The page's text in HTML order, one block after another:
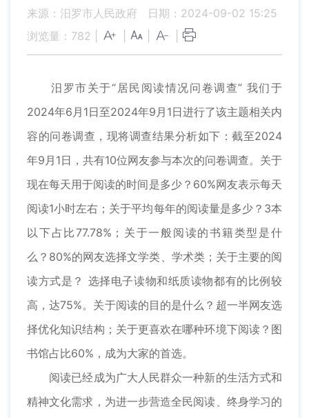
来源：汨罗市人民政府
日期：2024-09-02 15:25
浏览量： 782
汨罗市关于“居民阅读情况问卷调查” 我们于
2024年6月1日至2024年9月1日进行了该主题相关内
容的问卷调查，现将调查结果分析如下：截至2024
年9月1日，共有10位网友参与本次的问卷调查。关于
现在每天用于阅读的时间是多少？60%网友表示每天
阅读1小时左右；关于平均每年的阅读量是多少？3本
以下占比77.78%；关于一般阅读的书籍类型是什
么？80%的网友选择文学类、学术类；关于主要的阅
读方式是？ 选择电子读物和纸质读物都有的比例较
高，达75%。关于阅读的目的是什么？超一半网友选
择优化知识结构；关于更喜欢在哪种环境下阅读？图
书馆占比60%，成为大家的首选。
阅读已经成为广大人民群众一种新的生活方式和
精神文化需求，为进一步营造全民阅读、终身学习的